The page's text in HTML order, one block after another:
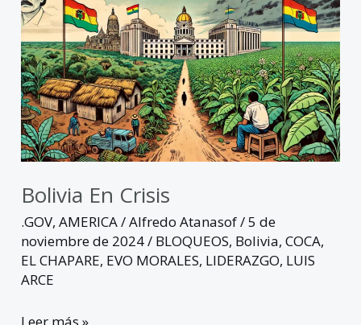
Bolivia En Crisis
.GOV,AMERICA/Alfredo Atanasof/5 de
noviembre de 2024/ BLOQUEOS, Bolivia,COCA,
EL CHAPARE, EVO MORALES, LIDERAZGO, LUIS
ARCE
en
Crisis
Leer más »